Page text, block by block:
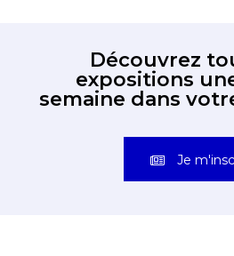
Découvrez
expositions
semaine dans
Je